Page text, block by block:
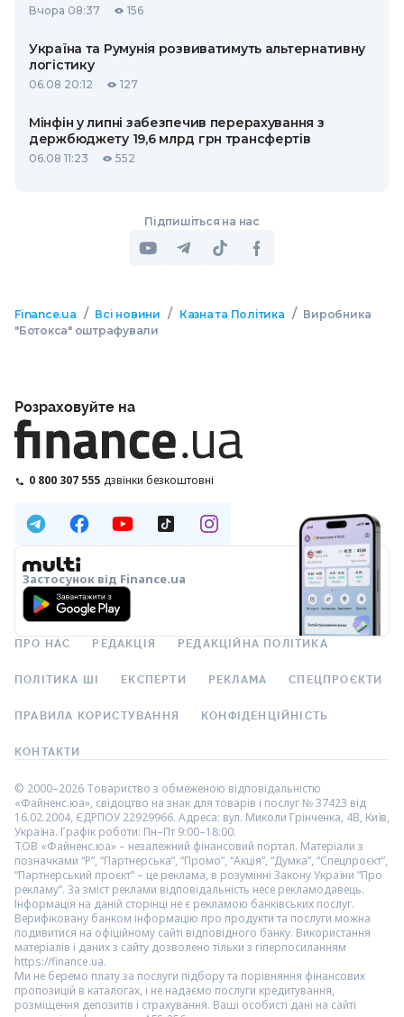
Вчора 08:37 156
Україна та Румунія розвиватимуть альтернативну
логістику
06.08 20:12 127
Мінфін у липні забезпечив перерахування з
держбюджету 19,6 млрд грн трансфертів
06.08 11:23 552
Підпишіться на нас
Finance.ua / Всі новини / Казна та Політика / Виробника
"Ботокса" оштрафували
Розраховуйте на
0 800 307 555 дзвінки безкоштовні
Застосунок від Finance.ua
ПРО НАС РЕДАКЦІЯ РЕДАКЦІЙНА ПОЛІТИКА
ПОЛІТИКА ШІ ЕКСПЕРТИ РЕКЛАМА СПЕЦПРОЄКТИ
ПРАВИЛА КОРИСТУВАННЯ КОНФІДЕНЦІЙНІСТЬ
КОНТАКТИ
© 2000–2026 Товариство з обмеженою відповідальністю
«Файненс.юа», свідоцтво на знак для товарів і послуг № 37423 від
16.02.2004, ЄДРПОУ 22929966. Адреса: вул. Миколи Грінченка, 4В, Київ,
Україна. Графік роботи: Пн–Пт 9:00–18:00.
ТОВ «Файненс.юа» – незалежний фінансовий портал. Матеріали з
позначками “Р”, “Партнерська”, “Промо”, “Акція”, “Думка”, “Спецпроєкт”,
“Партнерський проєкт” – це реклама, в розумінні Закону України “Про
рекламу”. За зміст реклами відповідальність несе рекламодавець.
Інформація на даній сторінці не є рекламою банківських послуг.
Верифіковану банком інформацію про продукти та послуги можна
подивитися на офіційному сайті відповідного банку. Використання
матеріалів і даних з сайту дозволено тільки з гіперпосиланням
https://finance.ua.
Ми не беремо плату за послуги підбору та порівняння фінансових
пропозицій в каталогах, і не надаємо послуги кредитування,
розміщення депозитів і страхування. Ваші особисті дані на сайті